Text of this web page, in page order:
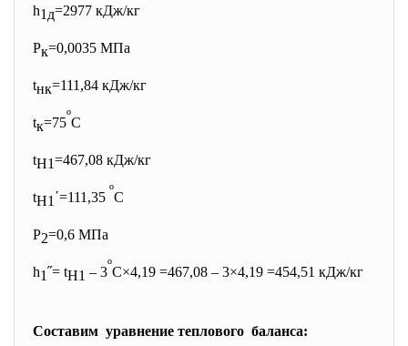
h1д=2977 кДж/кг
Рк=0,0035 МПа
tнк=111,84 кДж/кг
tк=75ºС
tH1=467,08 кДж/кг
tH1 ΄=111,35 ºС
Р2=0,6 МПа
h1˝= tH1 – 3ºС×4,19 =467,08 – 3×4,19 =454,51 кДж/кг
Составим уравнение теплового баланса: